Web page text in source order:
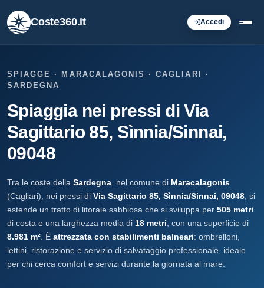
Coste360.it Accedi
SPIAGGE · MARACALAGONIS · CAGLIARI ·
SARDEGNA
Spiaggia nei pressi di Via
Sagittario 85, Sìnnia/Sinnai,
09048
Tra le coste della Sardegna , nel comune di Maracalagonis
(Cagliari), nei pressi di Via Sagittario 85, Sìnnia/Sinnai, 09048 , si
estende un tratto di litorale sabbiosa che si sviluppa per 505 metri
di costa e una larghezza media di 18 metri , con una superficie di
8.981 m² . È attrezzata con stabilimenti balneari: ombrelloni,
lettini, ristorazione e servizio di salvataggio professionale, ideale
per chi cerca comfort e servizi durante la giornata al mare.